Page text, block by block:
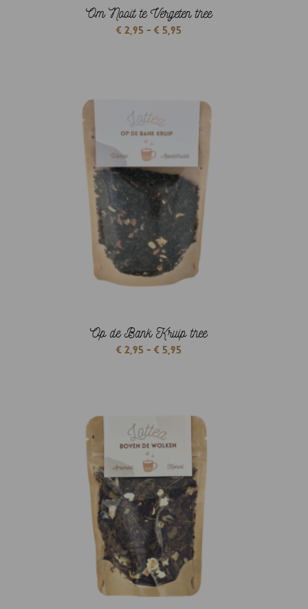
Om Nooit te Vergeten thee
€ 2,95 - € 5,95Prijsklasse:
Op de Bank Kruip thee
€ 2,95 - € 5,95Prijsklasse: